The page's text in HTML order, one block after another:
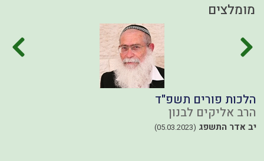
מומלצים
הלכות פורים תשפ"ד
הרב אליקים לבנון
יב אדר התשפג (05.03.2023)